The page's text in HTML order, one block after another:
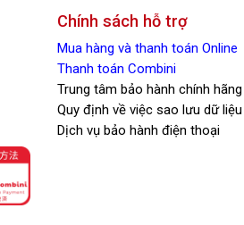
Chính sách hỗ trợ
Mua hàng và thanh toán Online
Thanh toán Combini
Trung tâm bảo hành chính hãng
Quy định về việc sao lưu dữ liệu
Dịch vụ bảo hành điện thoại